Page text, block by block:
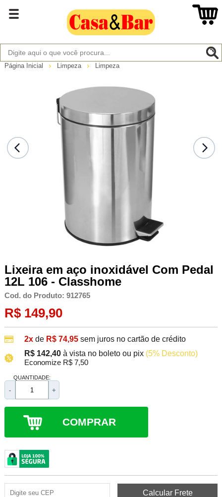
Página Inicial Limpeza Limpeza
Lixeira em aço inoxidável Com Pedal
12L 106 - Classhome
Cod. do Produto: 912765
R$ 149,90
2xde R$ 74,95 sem juros no cartão de crédito
R$ 142,40 à vista no boleto ou pix (5% Desconto)
Economize R$ 7,50
QUANTIDADE:
- +
COMPRAR